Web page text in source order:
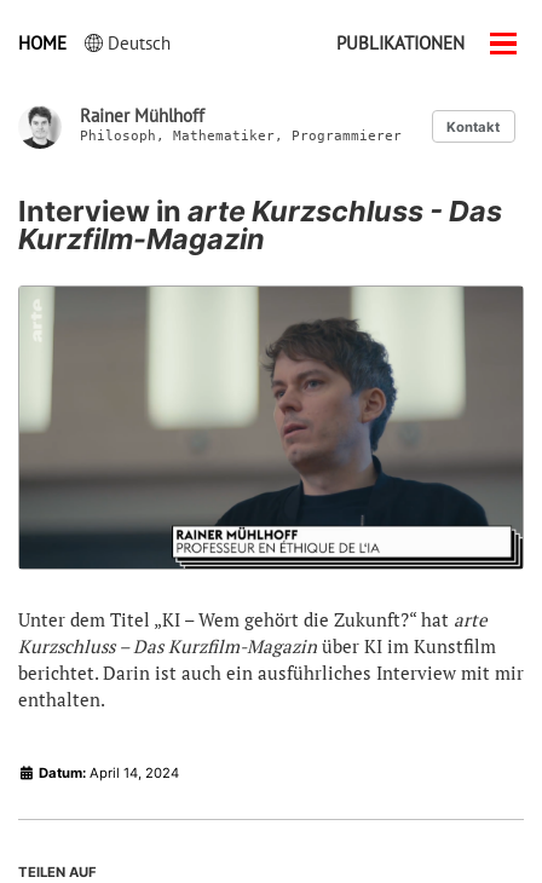
HOME Deutsch PUBLIKATIONEN
Rainer Mühlhoff
Philosoph, Mathematiker, Programmierer
Kontakt
Interview in arte Kurzschluss - Das
Kurzfilm-Magazin
Unter dem Titel „KI – Wem gehört die Zukunft?“ hat arte
Kurzschluss – Das Kurzfilm-Magazin über KI im Kunstfilm
berichtet. Darin ist auch ein ausführliches Interview mit mir
enthalten.
Datum: April 14, 2024
TEILEN AUF